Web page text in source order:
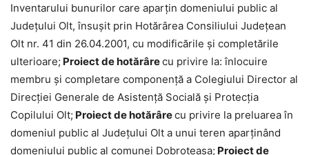
Inventarului bunurilor care aparțin domeniului public al
Județului Olt, însușit prin Hotărârea Consiliului Județean
Olt nr. 41 din 26.04.2001, cu modificările și completările
ulterioare; Proiect de hotărârecu privire la: înlocuire
membru și completare componență a Colegiului Director al
Direcției Generale de Asistență Socială și Protecția
Copilului Olt; Proiect de hotărârecu privire la preluarea în
domeniul public al Județului Olt a unui teren aparținând
domeniului public al comunei Dobroteasa; Proiect de